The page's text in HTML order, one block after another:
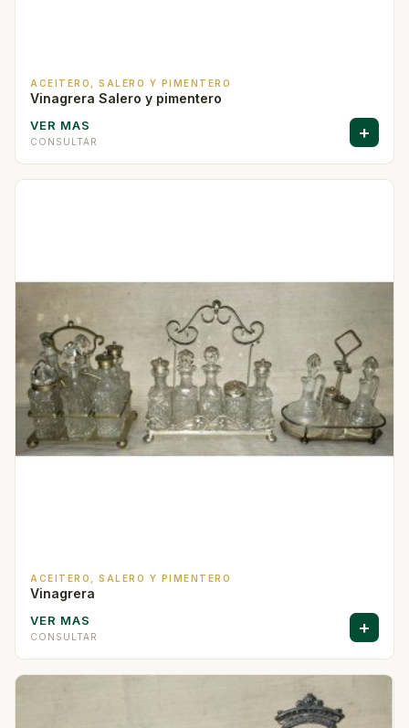
ACEITERO, SALERO Y PIMENTERO
Vinagrera Salero y pimentero
VER MAS
CONSULTAR +
ACEITERO, SALERO Y PIMENTERO
Vinagrera
VER MAS
CONSULTAR +